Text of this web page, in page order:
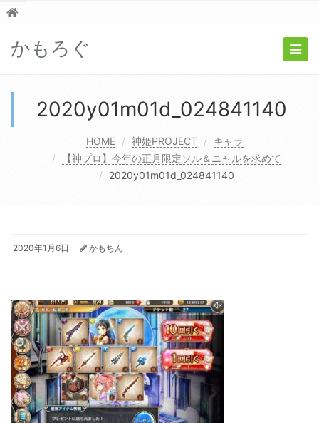
かもろぐ
2020y01m01d_024841140
HOME 神姫PROJECT
キャラ
【神プロ】今年の正月限定ソル＆ニャルを求めて
2020y01m01d_024841140
2020年1月6日 かもちん